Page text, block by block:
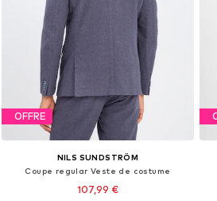
OFFRE
NILS SUNDSTRÖM
Coupe regular Veste de costume
107,99 €